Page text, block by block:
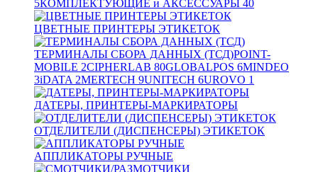
5КОМПЛЕКТУЮЩИЕ и АКСЕССУАРЫ 40
ЦВЕТНЫЕ ПРИНТЕРЫ ЭТИКЕТОК
ТЕРМИНАЛЫ СБОРА ДАННЫХ (ТСД)POINT-
MOBILE 2CIPHERLAB 80GLOBALPOS 6MINDEO
3iDATA 2MERTECH 9UNITECH 6UROVO 1
ДАТЕРЫ, ПРИНТЕРЫ-МАРКИРАТОРЫ
ОТДЕЛИТЕЛИ (ДИСПЕНСЕРЫ) ЭТИКЕТОК
АППЛИКАТОРЫ РУЧНЫЕ